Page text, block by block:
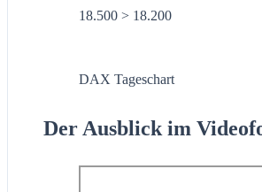
18.500 > 18.200
DAX Tageschart
Der Ausblick im